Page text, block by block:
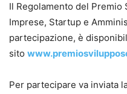
Il Regolamento del
Imprese, Startup e
partecipazione, è
sito
Per partecipare va inviata